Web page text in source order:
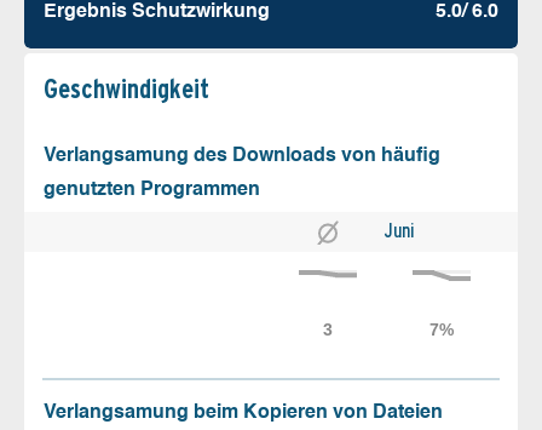
Ergebnis Schutz­wirkung 5.0/ 6.0
Geschw­indigkeit
Verlangsamung des Downloads von häufig
genutzten Programmen
Juni
Verlangsamung beim Kopieren von Dateien